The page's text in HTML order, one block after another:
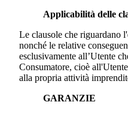
Applicabilità delle
Le clausole che riguardano
nonché le relative
esclusivamente all’Utente
Consumatore, cioè
alla propria attività
GARANZIE